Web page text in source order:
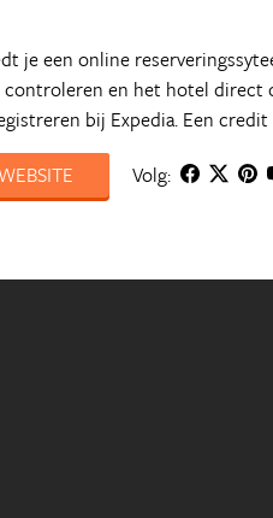
je een online
en het hotel direct
bij Expedia. Een
Volg: